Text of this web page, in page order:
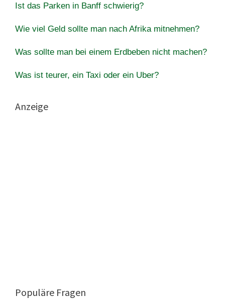
Ist das Parken in Banff schwierig?
Wie viel Geld sollte man nach Afrika mitnehmen?
Was sollte man bei einem Erdbeben nicht machen?
Was ist teurer, ein Taxi oder ein Uber?
Anzeige
Populäre Fragen